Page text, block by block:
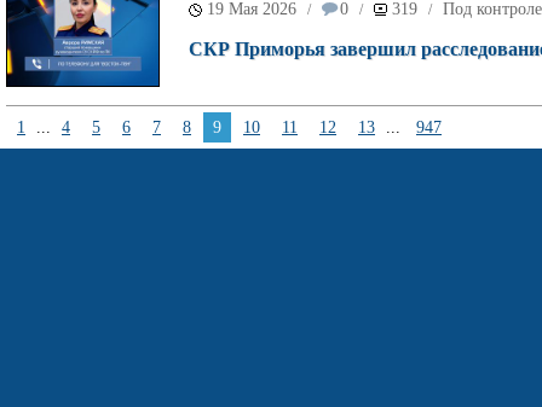
19 Мая 2026 / 0 / 319 / Под
СКР Приморья завершил
1 ... 4 5 6 7 8 9 10 11 12 13 ... 947